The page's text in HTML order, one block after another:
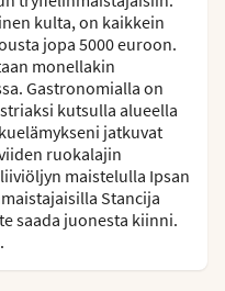
kulta, on kaikkein
jopa 5000 euroon.
monellakin
Gastronomialla on
kutsulla alueella
jatkuvat
ruokalajin
maistelulla Ipsan
Stancija
saada juonesta kiinni.